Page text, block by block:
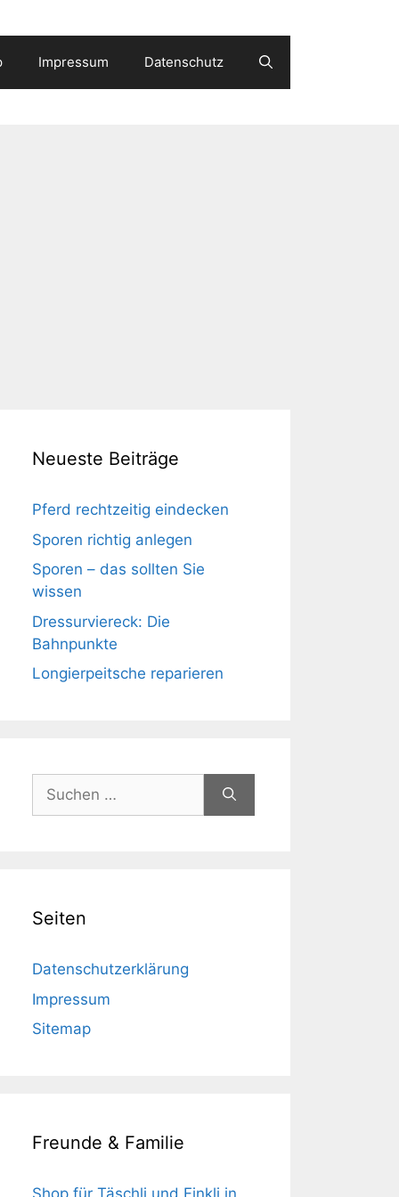
Impressum Datenschutz
Neueste Beiträge
Pferd rechtzeitig eindecken
Sporen richtig anlegen
Sporen – das sollten Sie
wissen
Dressurviereck: Die
Bahnpunkte
Longierpeitsche reparieren
Suchen
nach:
Seiten
Datenschutzerklärung
Impressum
Sitemap
Freunde & Familie
Shop für Täschli und Finkli in